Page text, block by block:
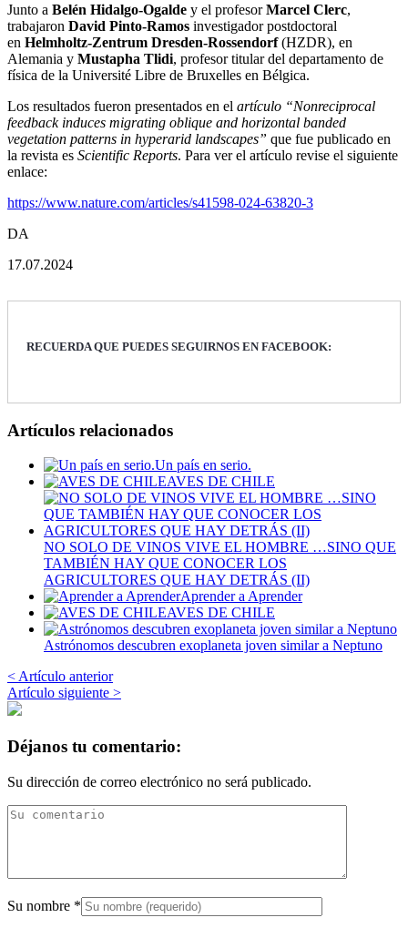
Junto a Belén Hidalgo-Ogalde y el profesorMarcel Clerc,
trabajaron David Pinto-Ramos investigador postdoctoral
en Helmholtz-Zentrum Dresden-Rossendorf(HZDR), en
Alemania y Mustapha Tlidi, profesor titular del departamento de
física de la Université Libre de Bruxelles en Bélgica.
Los resultados fueron presentados en el artículo “Nonreciprocal
feedback induces migrating oblique and horizontal banded
vegetation patterns in hyperarid landscapes” que fue publicado en
la revista es Scientific Reports. Para ver el artículo revise el siguiente
enlace:
https://www.nature.com/articles/s41598-024-63820-3
DA
17.07.2024
RECUERDA QUE PUEDES SEGUIRNOS EN FACEBOOK:
Artículos relacionados
Un país en serio.
AVES DE CHILE
NO SOLO DE VINOS VIVE EL HOMBRE …SINO QUE
TAMBIÉN HAY QUE CONOCER LOS
AGRICULTORES QUE HAY DETRÁS (II)
Aprender a Aprender
AVES DE CHILE
Astrónomos descubren exoplaneta joven similar a Neptuno
< Artículo anterior
Artículo siguiente >
Déjanos tu comentario:
Su dirección de correo electrónico no será publicado.
Su nombre *